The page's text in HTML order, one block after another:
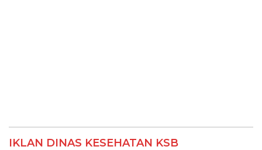
IKLAN DINAS KESEHATAN KSB